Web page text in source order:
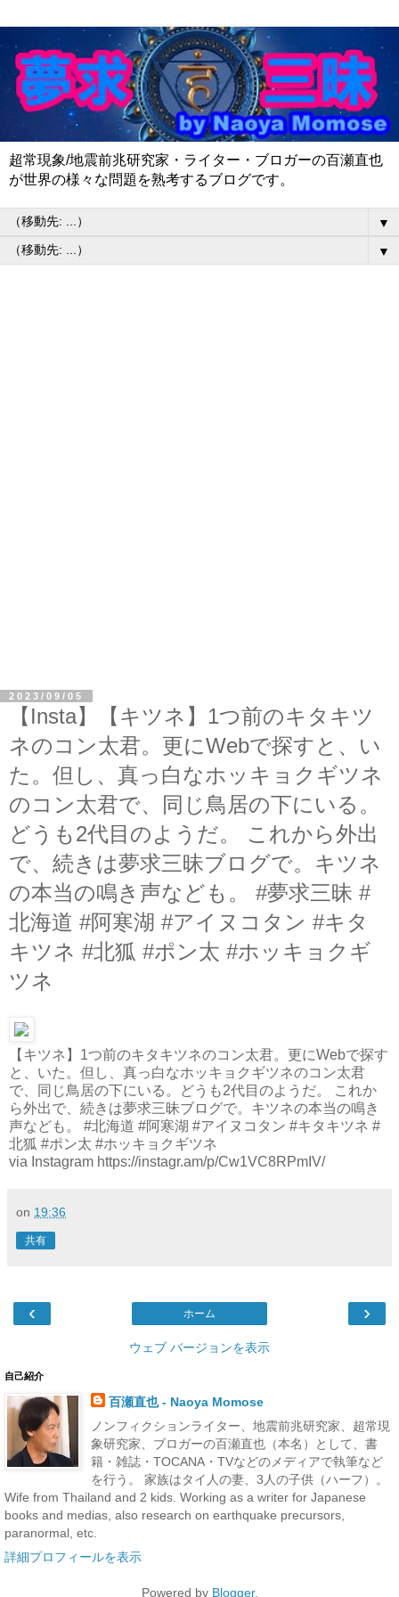
超常現象/地震前兆研究家・ライター・ブロガーの百瀬直也
が世界の様々な問題を熟考するブログです。
▼
▼
2023/09/05
【Insta】【キツネ】1つ前のキタキツ
ネのコン太君。更にWebで探すと、い
た。但し、真っ白なホッキョクギツネ
のコン太君で、同じ鳥居の下にいる。
どうも2代目のようだ。 これから外出
で、続きは夢求三昧ブログで。キツネ
の本当の鳴き声なども。 #夢求三昧 #
北海道 #阿寒湖 #アイヌコタン #キタ
キツネ #北狐 #ポン太 #ホッキョクギ
ツネ
【キツネ】1つ前のキタキツネのコン太君。更にWebで探す
と、いた。但し、真っ白なホッキョクギツネのコン太君
で、同じ鳥居の下にいる。どうも2代目のようだ。 これか
ら外出で、続きは夢求三昧ブログで。キツネの本当の鳴き
声なども。 #北海道 #阿寒湖 #アイヌコタン #キタキツネ #
北狐 #ポン太 #ホッキョクギツネ
via Instagram https://instagr.am/p/Cw1VC8RPmIV/
on 19:36
共有
‹ ›
ホーム
ウェブ バージョンを表示
自己紹介
百瀬直也 - Naoya Momose
ノンフィクションライター、地震前兆研究家、超常現
象研究家、ブロガーの百瀬直也（本名）として、書
籍・雑誌・TOCANA・TVなどのメディアで執筆など
を行う。 家族はタイ人の妻、3人の子供（ハーフ）。
Wife from Thailand and 2 kids. Working as a writer for Japanese
books and medias, also research on earthquake precursors,
paranormal, etc.
詳細プロフィールを表示
Powered by Blogger.